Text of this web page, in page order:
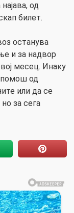
од
билет.
останува
и за надвор
месец. Инаку
помош од
или да се
за сега